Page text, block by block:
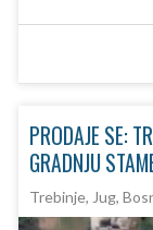
PRODAJE SE:
GRADNJU
Trebinje, Jug,